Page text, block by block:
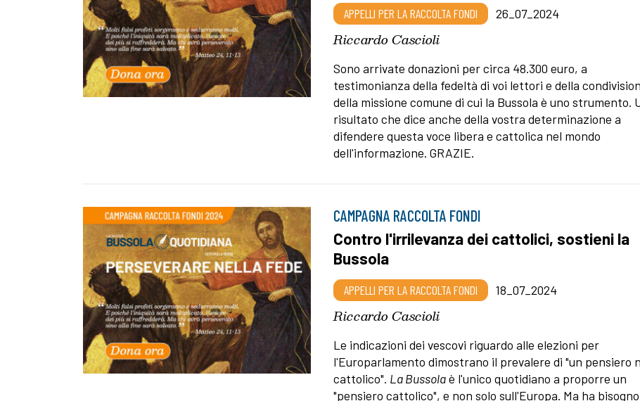
APPELLI PER LA RACCOLTA FONDI 26_07_2024
Riccardo Cascioli
Sono arrivate donazioni per circa 48.300 euro, a
testimonianza della fedeltà di voi lettori e della
della missione comune di cui la Bussola è uno strumento.
risultato che dice anche della vostra determinazione a
difendere questa voce libera e cattolica nel mondo
dell'informazione. GRAZIE.
CAMPAGNA RACCOLTA FONDI
Contro l'irrilevanza dei cattolici, sostieni la
Bussola
APPELLI PER LA RACCOLTA FONDI 18_07_2024
Riccardo Cascioli
Le indicazioni dei vescovi riguardo alle elezioni per
l'Europarlamento dimostrano il prevalere di "un pensiero
cattolico". La Bussolaè l'unico quotidiano a proporre un
"pensiero cattolico", e non solo sull'Europa. Ma ha